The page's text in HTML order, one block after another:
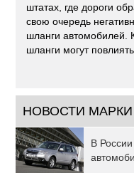
штатах, где дороги
свою очередь
шланги автомобилей.
шланги могут
НОВОСТИ МАРКИ
В